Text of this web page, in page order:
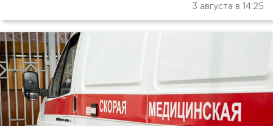
3 августа в 14:25